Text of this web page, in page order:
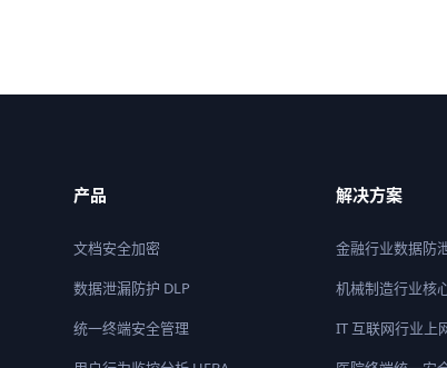
产品
文档安全加密
数据泄漏防护 DLP
统一终端安全管理
解决方案
金融行业数据防
机械制造行业核
IT 互联网行业上